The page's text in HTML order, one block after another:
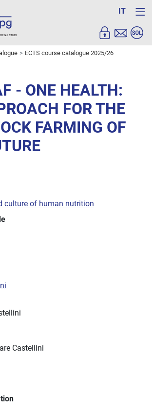
IT
ECTS course catalogue 2025/26
- ONE HEALTH:
FOR THE
FARMING OF
culture of human nutrition
Castellini